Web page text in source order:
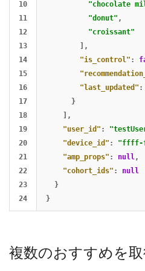
10
11
12
13
14
15
16
17
18
19
20
21
22
23
"chocolate
"donut" ,
"croissant"
],
"is_control" :
"last_updated" :
}
],
"user_id" :
"device_id" :
"amp_props" : null ,
"cohort_ids" :
null
}
}
複数のおすすめを